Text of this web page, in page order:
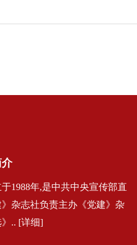
介
于1988年,是中共中央宣传部直
杂志社负责主办《党建》杂
.. [详细]